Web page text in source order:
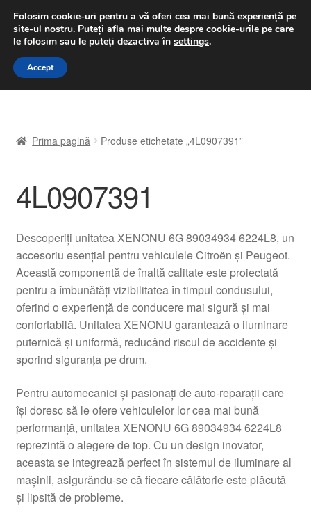
LIVRARE de la 33 lei
luni-vineri 9 a.m. - 4 p.m.031 229 6816
Sari
Sari
A lua legatura
Contul meu
Despre noi
Finalizare comandă
Livrare
Livrare în toată lumea
Plângere
Plățile
Politică de confidențialitate
Prima pagină Produse etichetate „4L0907391”
4L0907391
Descoperiți unitatea XENONU 6G 89034934 6224L8, un
accesoriu esențial pentru vehiculele Citroën și Peugeot.
Această componentă de înaltă calitate este proiectată
pentru a îmbunătăți vizibilitatea în timpul condusului,
oferind o experiență de conducere mai sigură și mai
confortabilă. Unitatea XENONU garantează o iluminare
puternică și uniformă, reducând riscul de accidente și
sporind siguranța pe drum.
Pentru automecanici și pasionați de auto-reparații care
își doresc să le ofere vehiculelor lor cea mai bună
performanță, unitatea XENONU 6G 89034934 6224L8
reprezintă o alegere de top. Cu un design inovator,
aceasta se integrează perfect în sistemul de iluminare al
mașinii, asigurându-se că fiecare călătorie este plăcută
și lipsită de probleme.
Folosim cookie-uri pentru a vă oferi cea mai bună experiență pe
site-ul nostru. Puteți afla mai multe despre cookie-urile pe care
le folosim sau le puteți dezactiva în settings.
Accept